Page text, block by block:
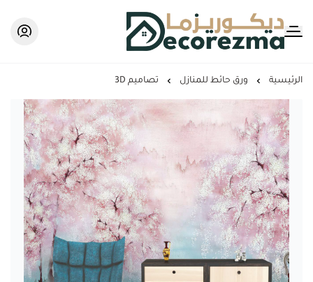
Decorezma
الرئيسية ورق حائط للمنازل تصاميم 3D